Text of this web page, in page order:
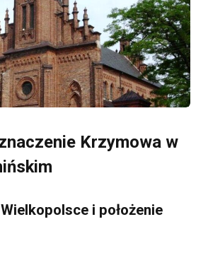
Krzymowa w
i położenie